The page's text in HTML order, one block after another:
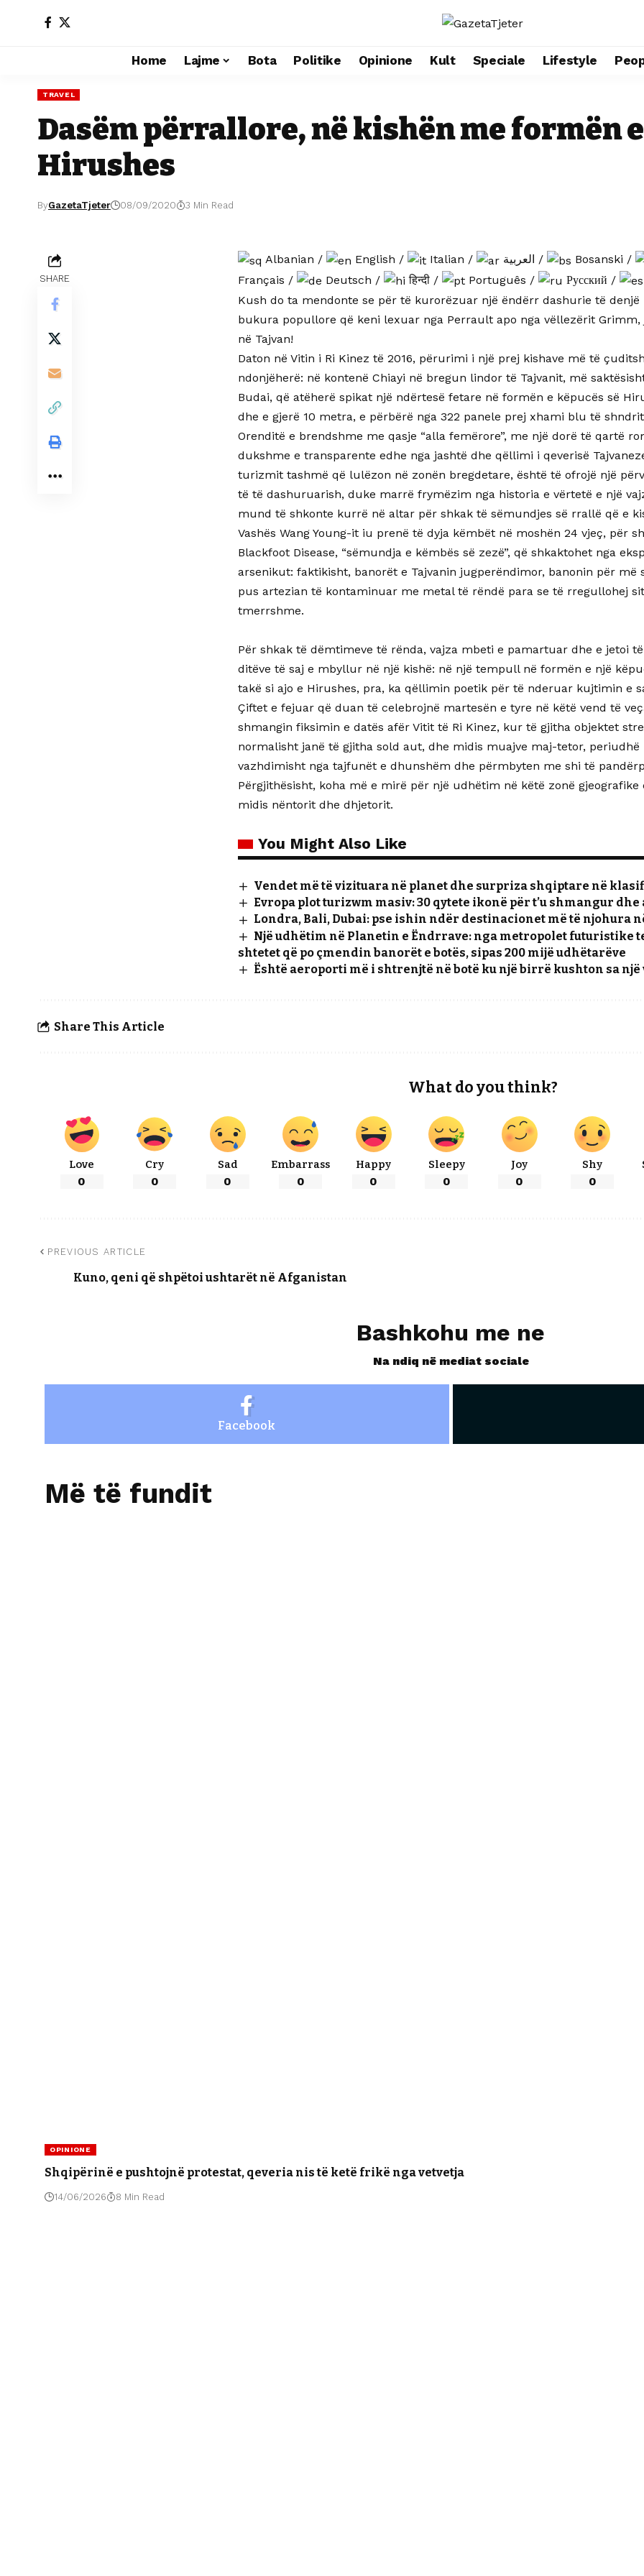
Home Lajme Bota Politike Opinione Kult Speciale Lifestyle
TRAVEL
Dasëm përrallore, në kishën me formën
Hirushes
ByGazetaTjeter 08/09/2020 3 Min Read
SHARE
Albanian / English / Italian / العربية / Bosanski /
Français / Deutsch / हिन्दी / Português / Русский /
Kush do ta mendonte se për të kurorëzuar një ëndërr dashurie të
bukura popullore që keni lexuar nga Perrault apo nga vëllezërit
në Tajvan!
Daton në Vitin i Ri Kinez të 2016, përurimi i një prej kishave më të
ndonjëherë: në kontenë Chiayi në bregun lindor të Tajvanit, më
Budai, që atëherë spikat një ndërtesë fetare në formën e këpucës së
dhe e gjerë 10 metra, e përbërë nga 322 panele prej xhami blu të
Orenditë e brendshme me qasje “alla femërore”, me një dorë të qartë
dukshme e transparente edhe nga jashtë dhe qëllimi i qeverisë
turizmit tashmë që lulëzon në zonën bregdetare, është të ofrojë një
të të dashuruarish, duke marrë frymëzim nga historia e vërtetë e një
mund të shkonte kurrë në altar për shkak të sëmundjes së rrallë që e
Vashës Wang Young-it iu prenë të dyja këmbët në moshën 24 vjeç, për
Blackfoot Disease, “sëmundja e këmbës së zezë”, që shkaktohet nga
arsenikut: faktikisht, banorët e Tajvanin jugperëndimor, banonin për më
pus artezian të kontaminuar me metal të rëndë para se të rregullohej
tmerrshme.
Për shkak të dëmtimeve të rënda, vajza mbeti e pamartuar dhe e jetoi
ditëve të saj e mbyllur në një kishë: në një tempull në formën e një
takë si ajo e Hirushes, pra, ka qëllimin poetik për të nderuar kujtimin e
Çiftet e fejuar që duan të celebrojnë martesën e tyre në këtë vend të
shmangin fiksimin e datës afër Vitit të Ri Kinez, kur të gjitha objektet
normalisht janë të gjitha sold aut, dhe midis muajve maj-tetor,
vazhdimisht nga tajfunët e dhunshëm dhe përmbyten me shi të
Përgjithësisht, koha më e mirë për një udhëtim në këtë zonë gjeografike
midis nëntorit dhe dhjetorit.
You Might Also Like
Vendet më të vizituara në planet dhe surpriza shqiptare në
Evropa plot turizwm masiv: 30 qytete ikonë për t’u shmangur
Londra, Bali, Dubai: pse ishin ndër destinacionet më të njohura
Një udhëtim në Planetin e Ëndrrave: nga metropolet futuristike
shtetet që po çmendin banorët e botës, sipas 200 mijë udhëtarëve
Është aeroporti më i shtrenjtë në botë ku një birrë kushton sa një
Share This Article
What do you think?
Love
0
Cry
0
Sad
0
Embarrass
0
Happy
0
Sleepy
0
Joy
0
Shy
0
PREVIOUS ARTICLE
Kuno, qeni që shpëtoi ushtarët në Afganistan
Bashkohu me ne
Na ndiq në mediat sociale
Facebook
Më të fundit
OPINIONE
Shqipërinë e pushtojnë protestat, qeveria nis të ketë frikë nga vetvetja
14/06/2026 8 Min Read